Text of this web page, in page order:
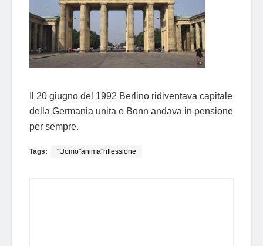
Il 20 giugno del 1992 Berlino ridiventava capitale
della Germania unita e Bonn andava in pensione
per sempre.
Tags: "Uomo"anima"riflessione